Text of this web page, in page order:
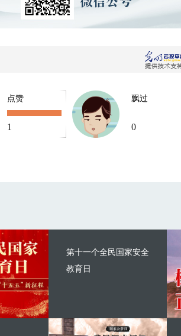
点赞
1
飘过
0
第十一个全民国家安全
教育日